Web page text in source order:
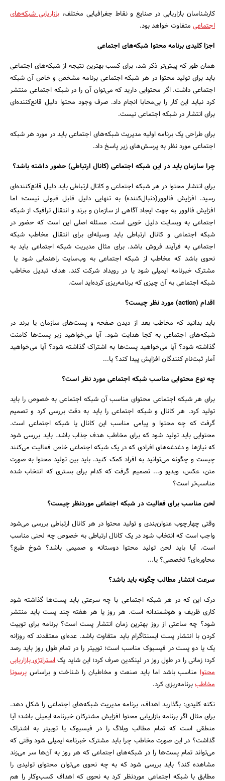
کارشناسان بازاریابی در صنایع و نقاط جغرافیایی مختلف،بازاریابی شبکه‌های
اجتماعی متفاوت خواهد بود.
اجزا کلیدی برنامه محتوا شبکه‌های اجتماعی
همان طور که پیش‌تر ذکر شد، برای کسب بهترین نتیجه از شبکه‌های اجتماعی
باید برای تولید محتوا در هر شبکه اجتماعی برنامه مشخص و خاص آن شبکه
اجتماعی داشت. اگر محتوایی دارید که می‌توان آن را در شبکه اجتماعی منتشر
کرد نباید این کار را بی‌محابا انجام داد. صرف وجود محتوا دلیل قانع‌کننده‌ای
برای انتشار در شبکه اجتماعی نیست.
برای طراحی یک برنامه اولیه مدیریت شبکه‌های اجتماعی باید در مورد هر شبکه
اجتماعی مورد نظر به پرسش‌‌های زیر پاسخ داد.
چرا سازمان باید در این شبکه اجتماعی (کانال ارتباطی) حضور داشته باشد؟
برای انتشار محتوا در هر شبکه اجتماعی و کانال ارتباطی باید دلیل قانع‌کننده‌ای
رسید. افزایش فالوور(دنبال‌کننده) به تنهایی دلیل قابل قبولی نیست؛ اما
افزایش فالوور به جهت ایجاد آگاهی از سازمان و برند و انتقال ترافیک از شبکه
اجتماعی به وبسایت دلیل خوبی است. مسئله اصلی این است که حضور در
شبکه اجتماعی و کانال ارتباطی باید وسیله‌ای برای انتقال مخاطب شبکه
اجتماعی به فرآیند فروش باشد. برای مثال مدیریت شبکه اجتماعی باید به
نحوی باشد که مخاطب از شبکه اجتماعی به وب‌سایت راهنمایی شود یا
مشترک خبرنامه ایمیلی شود یا در رویداد شرکت کند. هدف تبدیل مخاطب
شبکه اجتماعی به آن چیزی که برنامه‌ریزی کرده‌اید است.
اقدام (action) مورد نظر چیست؟
باید بدانید که مخاطب بعد از دیدن صفحه و پست‌های سازمان یا برند در
شبکه‌های اجتماعی به کجا هدایت شود. آیا می‌خواهید زیر پست‌ها کامنت
گذاشته شود؟ آیا می‌خواهید پست‌ها به اشتراک گذاشته شود؟ آیا می‌خواهید
آمار ثبت‌نام کنندگان افزایش پیدا کند؟ یا...
چه نوع محتوایی مناسب شبکه اجتماعی مورد نظر است؟
برای هر شبکه اجتماعی محتوای مناسب آن شبکه اجتماعی به خصوص را باید
تولید کرد. هر کانال و شبکه اجتماعی را باید به دقت بررسی کرد و تصمیم
گرفت که چه محتوا و پیامی مناسب این کانال یا شبکه اجتماعی است.
محتوایی باید تولید شود که برای مخاطب هدف جذاب باشد. باید بررسی شود
که نیازها و دغدغه‌های افرادی که در یک شبکه اجتماعی خاص فعالیت می‌کنند
چیست و چگونه می‌توانید به افراد کمک کنید. باید بین تولید محتوا به صورت
متن، عکس، ویدیو و... تصمیم گرفت که کدام برای بستری که انتخاب شده
مناسب‌تر است؟
لحن مناسب برای فعالیت در شبکه اجتماعی موردنظر چیست؟
وقتی چهارچوب عنوان‌بندی و تولید محتوا در هر کانال ارتباطی بررسی می‌شود
واجب است که انتخاب شود در یک کانال ارتباطی به خصوص چه لحنی مناسب
است. آیا باید لحن تولید محتوا دوستانه و صمیمی باشد؟ شوخ طبع؟
محاوره‌ای؟ تخصصی؟ یا...
سرعت انتشار مطالب چگونه باید باشد؟
درک این که در هر شبکه اجتماعی با چه سرعتی باید پست‌ها گذاشته شود
کاری ظریف و هوشمندانه است. هر روز یا هر هفته چند پست باید منتشر
شود؟ چه ساعتی از روز بهترین زمان انتشار پست است؟ برنامه برای توییت
کردن با انتشار پست ایسنتاگرام باید متقاوت باشد. عده‌ای معتقدند که روزانه
یک یا دو پست در فیسبوک مناسب است؛ توییتر را در تمام طول روز باید رصد
کرد؛ زمانی را در طول روز در لینکدین صرف کرد؛ این شاید یکاستراتژی بازاریابی
محتوا مناسب باشد اما باید صنعت و مخاطبان را شناخت و براساس پرسونا
مخاطببرنامه‌ریزی کرد.
نکته کلیدی: بگذارید اهداف، برنامه مدیریت شبکه‌های اجتماعی را شکل دهد.
برای مثال اگر برنامه بازاریابی محتوا افزایش مشترکان خبرنامه ایمیلی باشد؛ آیا
منطقی است که تمام مطالب وبلاگ را در فیسبوک یا توییتر به اشتراک
گذاشت؟ در این صورت مخاطب چرا باید مشترک خبرنامه ایمیلی شود وقتی که
می‌تواند تمام پست‌ها را در شبکه‌های اجتماعی که هر روز به آن‌ها سر می‌زند
مشاهده کند؟ باید بررسی شود که به چه نحوی می‌توان محتوای تولیدی را
مطابق با شبکه اجتماعی موردنظر کرد به نحوی که اهداف کسب‌وکار را هم